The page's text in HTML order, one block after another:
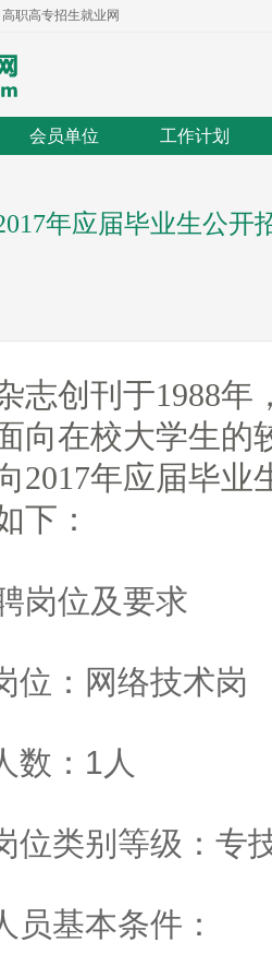
高职高专招生就业网
会员单位 工作计划
年应届毕业生公开
志创刊于1988
向在校大学生的
2017年应届毕
下：
岗位及要求
：网络技术岗
：1人
类别等级：专
基本条件：